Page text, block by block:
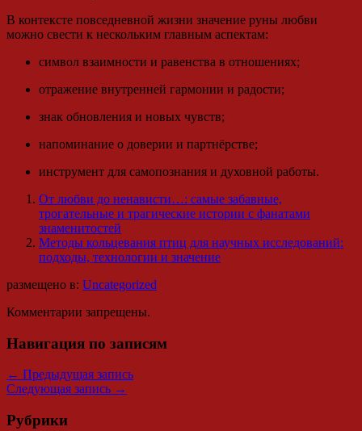
В контексте повседневной жизни значение руны любви
можно свести к нескольким главным аспектам:
символ взаимности и равенства в отношениях;
отражение внутренней гармонии и радости;
знак обновления и новых чувств;
напоминание о доверии и партнёрстве;
инструмент для самопознания и духовной работы.
От любви до ненависти…: самые забавные,
трогательные и трагические истории с фанатами
знаменитостей
Методы кольцевания птиц для научных исследований:
подходы, технологии и значение
размещено в: Uncategorized
Комментарии запрещены.
Навигация по записям
← Предыдущая запись
Следующая запись →
Рубрики